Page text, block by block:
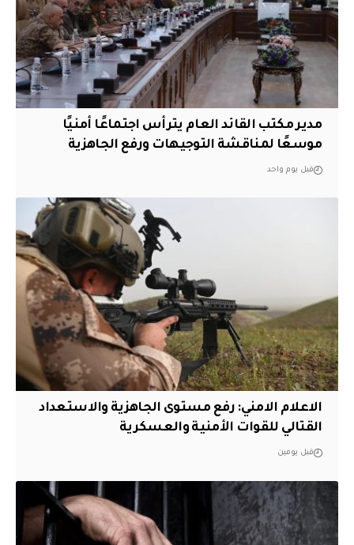
مدير مكتب القائد العام يترأس اجتماعًا أمنيًا
موسعًا لمناقشة التوجيهات ورفع الجاهزية
قبل يوم واحد
الاعلام الامني: رفع مستوى الجاهزية والاستعداد
القتالي للقوات الأمنية والعسكرية
قبل يومين